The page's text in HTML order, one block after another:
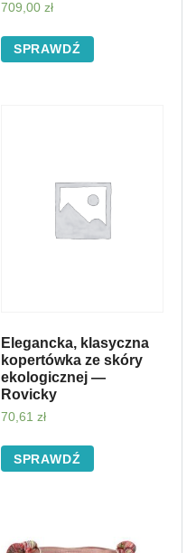
709,00 zł
SPRAWDŹ
Elegancka, klasyczna
kopertówka ze skóry
ekologicznej —
Rovicky
70,61 zł
SPRAWDŹ